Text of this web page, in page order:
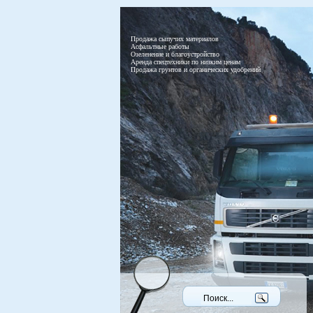
Продажа сыпучих материалов
Асфальтные работы
Озеленение и благоустройство
Аренда спецтехники по низким ценам
Продажа грунтов и органических удобрений